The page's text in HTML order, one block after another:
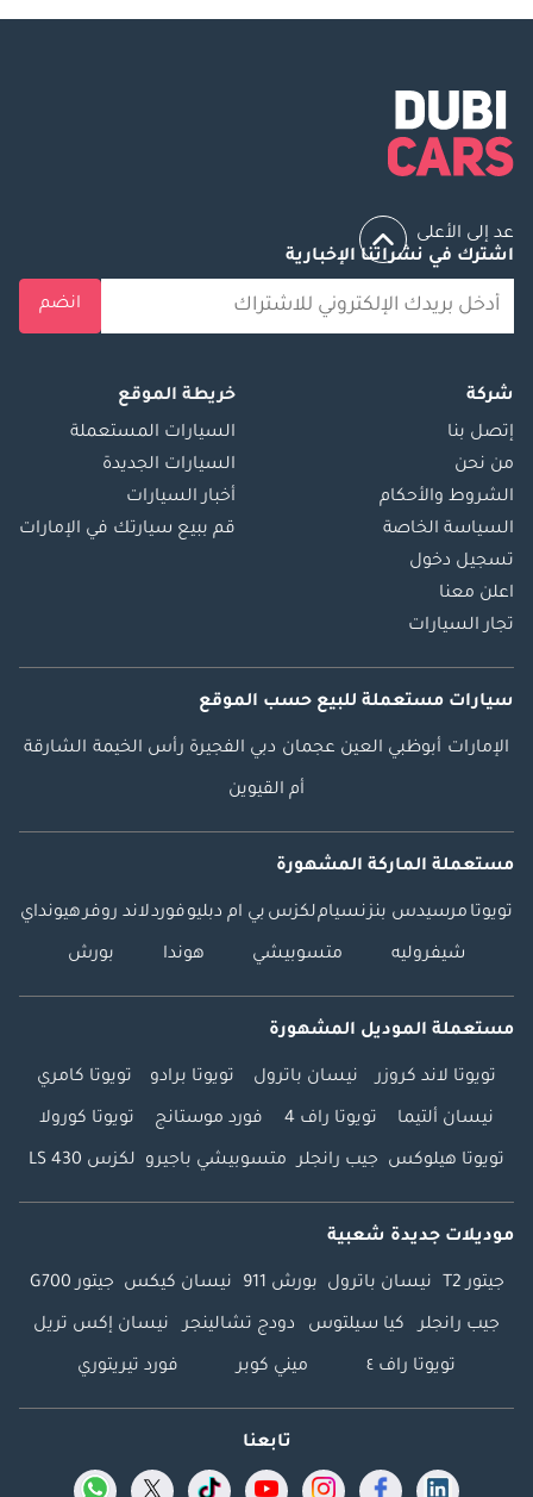
عد إلى الأعلى
اشترك في نشراتنا الإخبارية
انضم
شركة
إتصل بنا
من نحن
الشروط والأحكام
السياسة الخاصة
تسجيل دخول
اعلن معنا
تجار السيارات
خريطة الموقع
السيارات المستعملة
السيارات الجديدة
أخبار السيارات
قم ببيع سيارتك في الإمارات
سيارات مستعملة للبيع حسب الموقع
الإمارات أبوظبي العين عجمان دبي الفجيرة رأس الخيمة الشارقة
أم القيوين
مستعملة الماركة المشهورة
تويوتا مرسيدس بنزنسياملكزس بي ام دبليوفوردلاند روفرهيونداي
شيفروليه متسوبيشي هوندا بورش
مستعملة الموديل المشهورة
تويوتا لاند كروزر نيسان باترول تويوتا برادو تويوتا كامري
نيسان ألتيما تويوتا راف 4 فورد موستانج تويوتا كورولا
تويوتا هيلوكس جيب رانجلر متسوبيشي باجيرو لكزس LS 430
موديلات جديدة شعبية
جيتور T2 نيسان باترول بورش 911 نيسان كيكس جيتور G700
جيب رانجلر كيا سيلتوس دودج تشالينجر نيسان إكس تريل
تويوتا راف ٤ ميني كوبر فورد تيريتوري
تابعنا